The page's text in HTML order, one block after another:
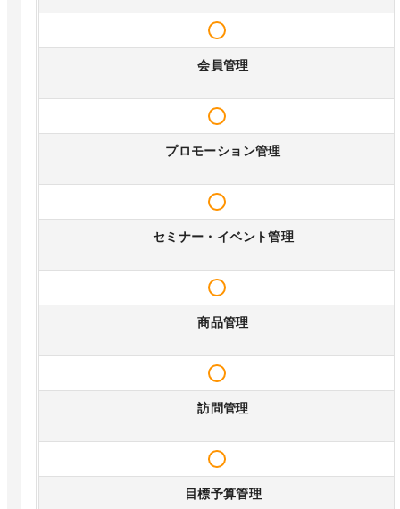
会員管理
プロモーション管理
セミナー・イベント管理
商品管理
訪問管理
目標予算管理